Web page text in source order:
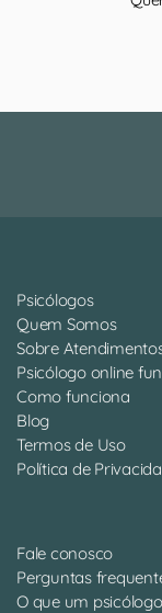
Psicólogos
Quem Somos
Sobre
Psicólogo online
Como funciona
Blog
Termos de Uso
Política de
Fale conosco
Perguntas
O que um